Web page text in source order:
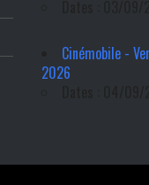
Cinémobile -
2026